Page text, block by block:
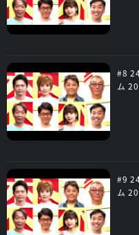
#8
ム
#9
ム